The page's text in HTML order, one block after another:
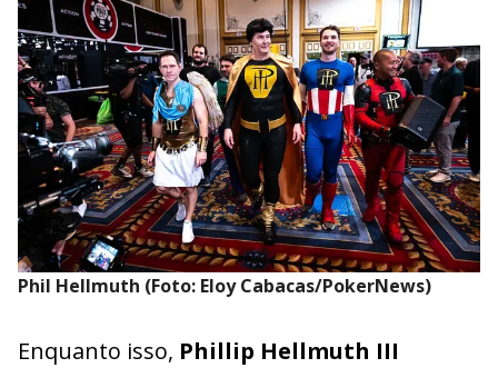
Phil Hellmuth (Foto: Eloy Cabacas/PokerNews)
Enquanto isso, Phillip Hellmuth III